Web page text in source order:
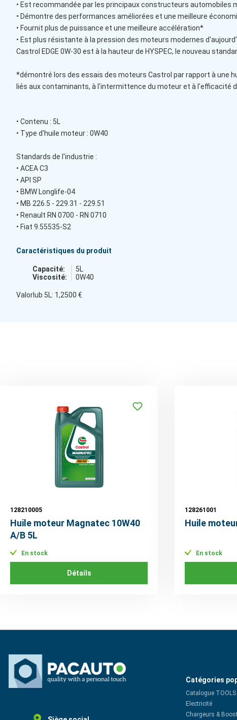
• Est recommandée par les principaux constructeurs automobiles
• Démontre des performances améliorées et une meilleure
• Fournit plus de puissance et une meilleure accélération*
• Est plus résistante à la pression des moteurs modernes
Castrol EDGE 0W-30 est à la hauteur de HYSPEC, le nouveau
*démontré lors des essais des moteurs Castrol par rapport à une
liés aux contaminants, à l'intermittence du moteur et à l'efficacité
• Contenu : 5L
• Type d'huile moteur : 0W40
Standards de l'industrie :
• ACEA C3
• API SP
• BMW Longlife-04
• MB 226.5 - 229.31 - 229.51
• Renault RN 0700 - RN 0710
• Fiat 9.55535-S2
Caractéristiques du produit
Capacité:
5L
Viscosité:
0W40
Valorlub 5L: 1,2500 €
128210005
Huile moteur Magnatec 10W40
A/B 5L
En stock
Détails
128261001
Huile
En stock
Catégories
Catalogue TOOLS
Electricité
Chargeurs &